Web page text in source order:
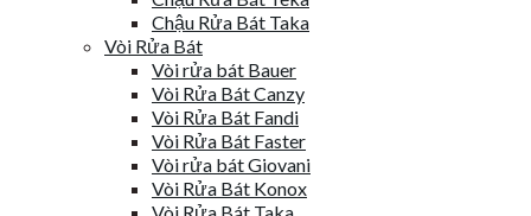
Chậu Rửa Bát Taka
Vòi Rửa Bát
Vòi rửa bát Bauer
Vòi Rửa Bát Canzy
Vòi Rửa Bát Fandi
Vòi Rửa Bát Faster
Vòi rửa bát Giovani
Vòi Rửa Bát Konox